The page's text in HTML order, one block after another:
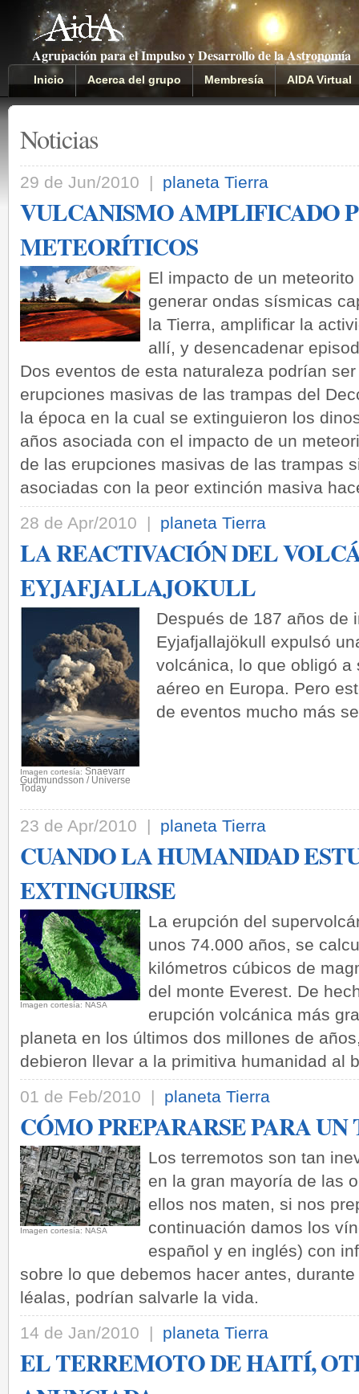
Agrupación para el Impulso y Desarrollo de la Astronomía
Inicio Acerca del grupo Membresía AIDA Virtual
Noticias
29 de Jun/2010 | planeta Tierra
VULCANISMO AMPLIFICADO
METEORÍTICOS
El impacto de un
generar ondas sísmicas
la Tierra, amplificar la
allí, y desencadenar
Dos eventos de esta naturaleza podrían
erupciones masivas de las trampas del
la época en la cual se extinguieron los
años asociada con el impacto de un
de las erupciones masivas de las trampas
asociadas con la peor extinción masiva
28 de Apr/2010 | planeta Tierra
LA REACTIVACIÓN DEL
EYJAFJALLAJOKULL
­Imagen cortesía: Snaevarr
Gudmundsson / Universe
Today
Después de 187 años de
Eyjafjallajökull expulsó
volcánica, lo que obligó
aéreo en Europa. Pero
de eventos mucho más
23 de Apr/2010 | planeta Tierra
CUANDO LA HUMANIDAD
EXTINGUIRSE
­Imagen cortesía: NASA
La erupción del
unos 74.000 años, se
kilómetros cúbicos de
del monte Everest. De
erupción volcánica más
planeta en los últimos dos millones de
debieron llevar a la primitiva humanidad al
01 de Feb/2010 | planeta Tierra
CÓMO PREPARARSE PARA
­Imagen cortesía: NASA
Los terremotos son tan
en la gran mayoría de las
ellos nos maten, si nos
continuación damos los
español y en inglés) con
sobre lo que debemos hacer antes,
léalas, podrían salvarle la vida.
14 de Jan/2010 | planeta Tierra
EL TERREMOTO DE HAITÍ,